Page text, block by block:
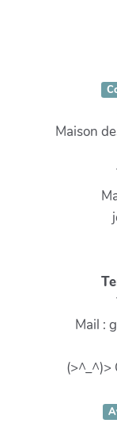
Maison
Mail :
(>^_^)>